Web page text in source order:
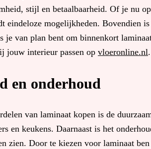
stijl en betaalbaarheid. Of je nu
eindeloze mogelijkheden. Bovendien
je van plan bent om binnenkort
jouw interieur passen op vloeronline.nl.
en onderhoud
van laminaat kopen is de
en keukens. Daarnaast is het
zien. Door te kiezen voor laminaat